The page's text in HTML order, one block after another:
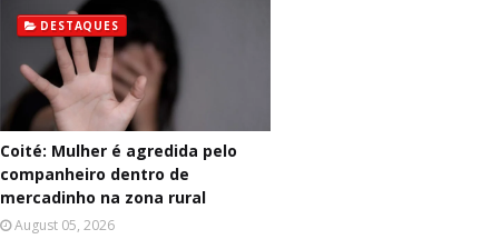
DESTAQUES
Coité: Mulher é agredida pelo
companheiro dentro de
mercadinho na zona rural
August 05, 2026